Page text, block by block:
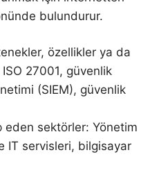
bulundurur.
özellikler ya da
27001, güvenlik
(SIEM), güvenlik
eden sektörler: Yönetim
IT servisleri, bilgisayar